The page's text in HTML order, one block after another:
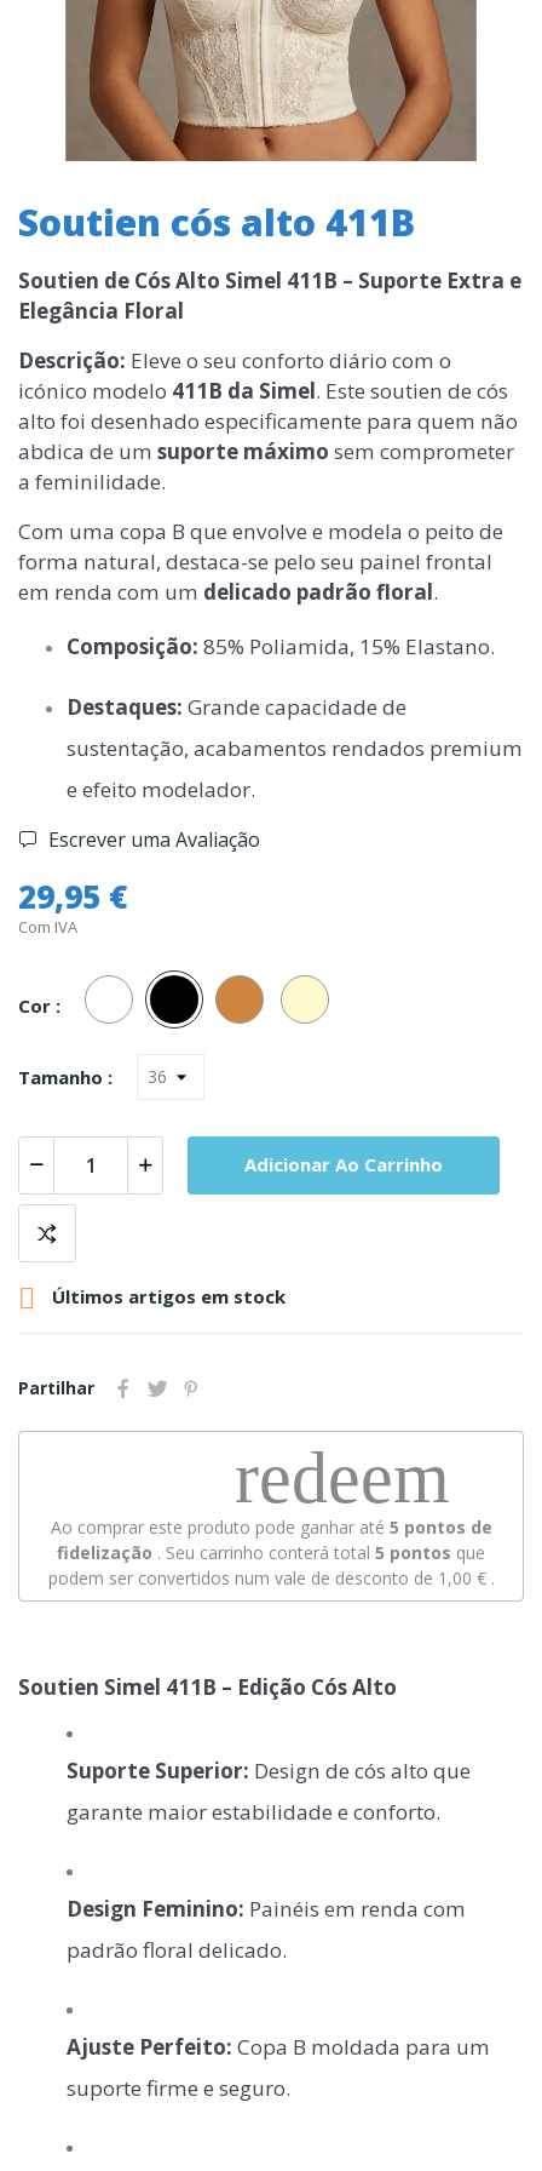
Soutien cós alto 411B
Soutien de Cós Alto Simel 411B – Suporte Extra e
Elegância Floral
Descrição: Eleve o seu conforto diário com o
icónico modelo 411B da Simel. Este soutien de cós
alto foi desenhado especificamente para quem não
abdica de um suporte máximo sem comprometer
a feminilidade.
Com uma copa B que envolve e modela o peito de
forma natural, destaca-se pelo seu painel frontal
em renda com um delicado padrão floral.
Composição: 85% Poliamida, 15% Elastano.
Destaques: Grande capacidade de
sustentação, acabamentos rendados premium
e efeito modelador.
Escrever uma Avaliação
29,95 €
Com IVA
Cor :
Branco Preto Carne
Tamanho :
Adicionar Ao Carrinho
 Últimos artigos em stock
Partilhar
redeem
Ao comprar este produto pode ganhar até 5 pontos de
fidelização . Seu carrinho conterá total 5 pontos que
podem ser convertidos num vale de desconto de 1,00 €.
Soutien Simel 411B – Edição Cós Alto
Suporte Superior: Design de cós alto que
garante maior estabilidade e conforto.
Design Feminino: Painéis em renda com
padrão floral delicado.
Ajuste Perfeito: Copa B moldada para um
suporte firme e seguro.